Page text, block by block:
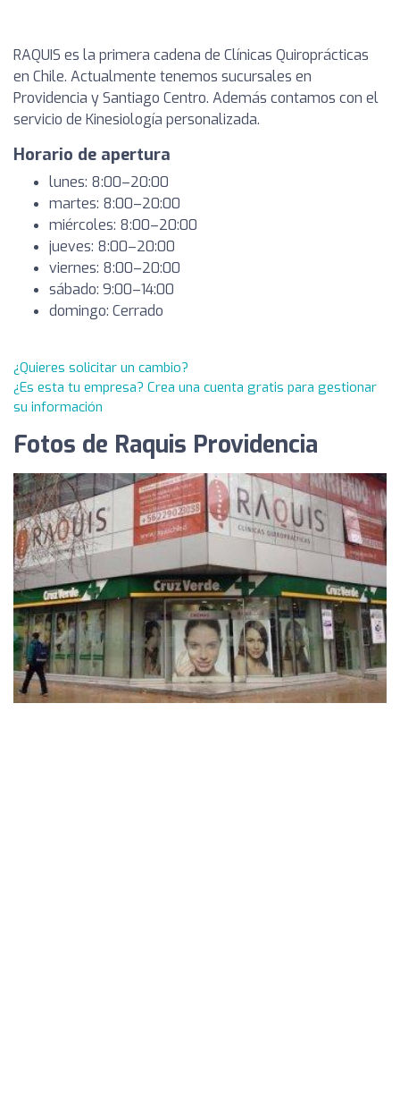
RAQUIS es la primera cadena de Clínicas Quiroprácticas
en Chile. Actualmente tenemos sucursales en
Providencia y Santiago Centro. Además contamos con el
servicio de Kinesiología personalizada.
Horario de apertura
lunes: 8:00–20:00
martes: 8:00–20:00
miércoles: 8:00–20:00
jueves: 8:00–20:00
viernes: 8:00–20:00
sábado: 9:00–14:00
domingo: Cerrado
¿Quieres solicitar un cambio?
¿Es esta tu empresa? Crea una cuenta gratis para gestionar
su información
Fotos de Raquis Providencia